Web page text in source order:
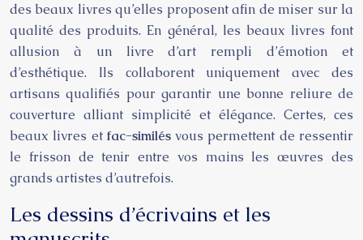
des beaux livres qu’elles proposent afin de miser sur la
qualité des produits. En général, les beaux livres font
allusion à un livre d’art rempli d’émotion et
d’esthétique. Ils collaborent uniquement avec des
artisans qualifiés pour garantir une bonne reliure de
couverture alliant simplicité et élégance. Certes, ces
beaux livres et fac-similésvous permettent de ressentir
le frisson de tenir entre vos mains les œuvres des
grands artistes d’autrefois.
Les dessins d’écrivains et les